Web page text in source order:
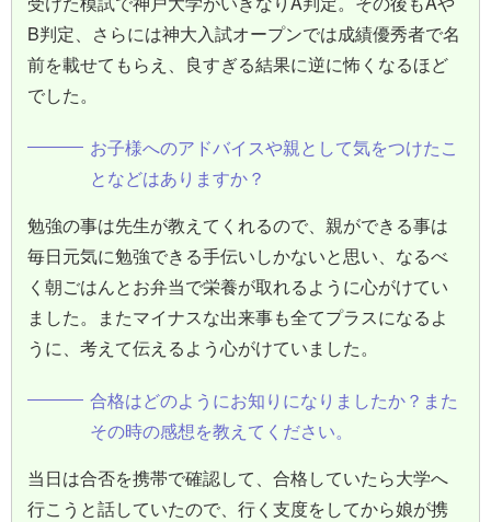
B判定、さらには神大入試オープンでは成績優秀者で名
前を載せてもらえ、良すぎる結果に逆に怖くなるほど
でした。
お子様へのアドバイスや親として気をつけたこ
となどはありますか？
勉強の事は先生が教えてくれるので、親ができる事は
毎日元気に勉強できる手伝いしかないと思い、なるべ
く朝ごはんとお弁当で栄養が取れるように心がけてい
ました。またマイナスな出来事も全てプラスになるよ
うに、考えて伝えるよう心がけていました。
合格はどのようにお知りになりましたか？また
その時の感想を教えてください。
当日は合否を携帯で確認して、合格していたら大学へ
行こうと話していたので、行く支度をしてから娘が携